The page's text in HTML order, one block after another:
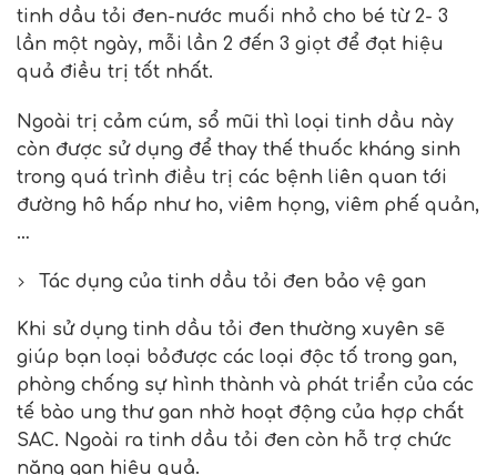
tinh dầu tỏi đen-nước muối nhỏ cho bé từ 2- 3
lần một ngày, mỗi lần 2 đến 3 giọt để đạt hiệu
quả điều trị tốt nhất.
Ngoài trị cảm cúm, sổ mũi thì loại tinh dầu này
còn được sử dụng để thay thế thuốc kháng sinh
trong quá trình điều trị các bệnh liên quan tới
đường hô hấp như ho, viêm họng, viêm phế quản,
…
Tác dụng của tinh dầu tỏi đen bảo vệ gan
Khi sử dụng tinh dầu tỏi đen thường xuyên sẽ
giúp bạn loại bỏđược các loại độc tố trong gan,
phòng chống sự hình thành và phát triển của các
tế bào ung thư gan nhờ hoạt động của hợp chất
SAC. Ngoài ra tinh dầu tỏi đen còn hỗ trợ chức
năng gan hiệu quả.